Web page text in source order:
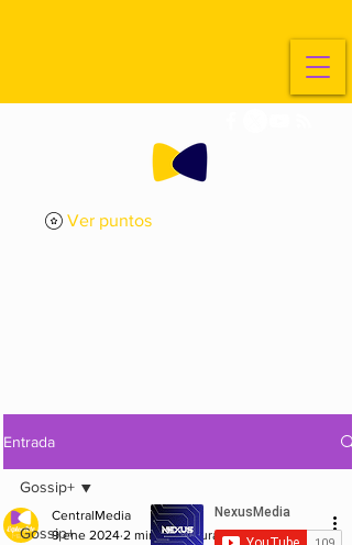
Ver puntos
Entrada
Gossip+
Gossip+
CentralMedia
9 ene 2024 2 min de lectura